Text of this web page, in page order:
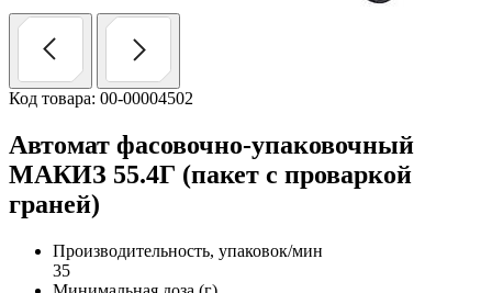
Код товара: 00-00004502
Автомат фасовочно-упаковочный
МАКИЗ 55.4Г (пакет с проваркой
граней)
Производительность, упаковок/мин
35